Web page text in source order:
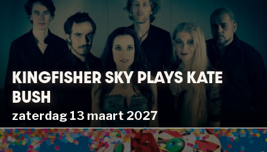
KINGFISHER SKY PLAYS KATE
BUSH
zaterdag 13 maart 2027